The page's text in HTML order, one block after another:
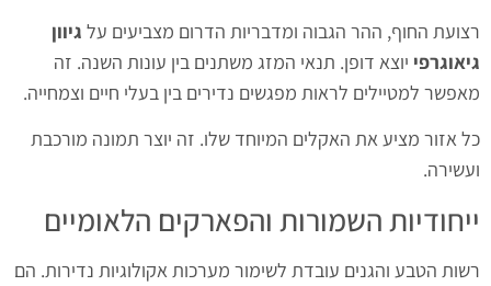
רצועת החוף, ההר הגבוה ומדבריות הדרום מצביעים על גיוון
גיאוגרפי יוצא דופן. תנאי המזג משתנים בין עונות השנה. זה
מאפשר למטיילים לראות מפגשים נדירים בין בעלי חיים וצמחייה.
כל אזור מציע את האקלים המיוחד שלו. זה יוצר תמונה מורכבת
ועשירה.
ייחודיות השמורות והפארקים הלאומיים
רשות הטבע והגנים עובדת לשימור מערכות אקולוגיות נדירות. הם